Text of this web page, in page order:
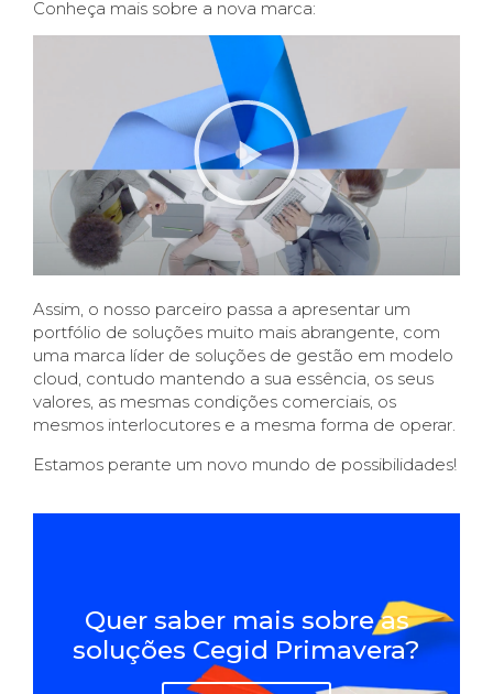
Conheça mais sobre a nova marca:
Assim, o nosso parceiro passa a apresentar um
portfólio de soluções muito mais abrangente, com
uma marca líder de soluções de gestão em modelo
cloud, contudo mantendo a sua essência, os seus
valores, as mesmas condições comerciais, os
mesmos interlocutores e a mesma forma de operar.
Estamos perante um novo mundo de possibilidades!
Quer saber mais sobre as
soluções Cegid Primavera?